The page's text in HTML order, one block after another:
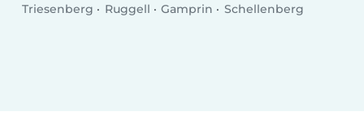
Triesenberg
Ruggell Gamprin Schellenberg